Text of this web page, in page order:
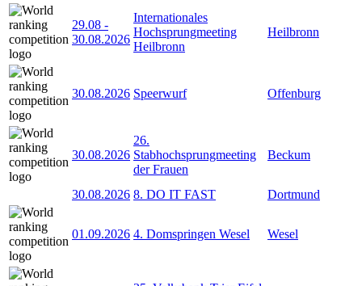
29.08 -
30.08.2026
Internationales
Hochsprungmeeting
Heilbronn
Heilbronn
30.08.2026 Speerwurf Offenburg
30.08.2026
26.
Stabhochsprungmeeting
der Frauen
Beckum
30.08.2026 8. DO IT FAST Dortmund
01.09.2026 4. Domspringen Wesel Wesel